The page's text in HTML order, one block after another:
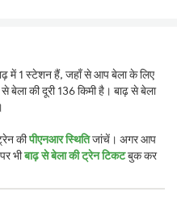
में 1 स्टेशन हैं, जहाँ से आप बेला के लिए
की दूरी 136 किमी है। बाढ़ से बेला
कीपीएनआर स्थितिजांचें। अगर आप
पर भीबाढ़ से बेला की ट्रेन टिकटबुक कर